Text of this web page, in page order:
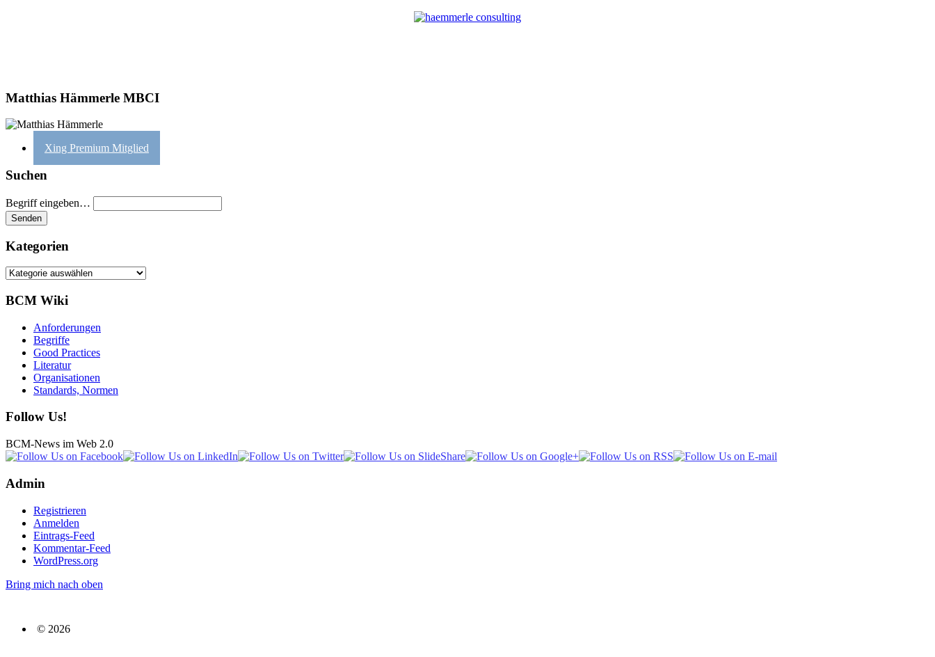
Matthias Hämmerle MBCI
Xing Premium Mitglied
Suchen
Begriff eingeben…
Kategorien
Kategorien
BCM Wiki
Anforderungen
Begriffe
Good Practices
Literatur
Organisationen
Standards, Normen
Follow Us!
BCM-News im Web 2.0
Admin
Registrieren
Anmelden
Eintrags-Feed
Kommentar-Feed
WordPress.org
Bring mich nach oben
© 2026